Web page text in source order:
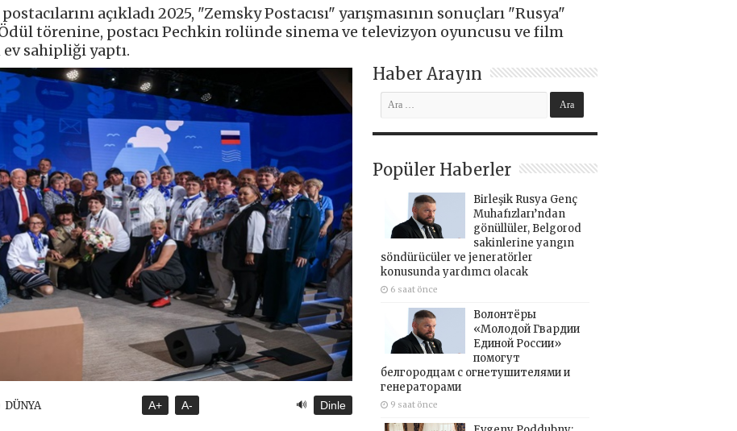
açıkladı 2025, "Zemsky Postacısı" yarışmasının sonuçları "Rusya"
törenine, postacı Pechkin rolünde sinema ve televizyon oyuncusu ve film
sahipliği yaptı.
DÜNYA A+ A- 🔊 Dinle
Haber Arayın
Popüler Haberler
Birleşik Rusya Genç
Muhafızları’ndan
gönüllüler, Belgorod
sakinlerine yangın
söndürücüler ve jeneratörler
konusunda yardımcı olacak
6 saat önce
Волонтёры
«Молодой Гвардии
Единой России»
помогут
белгородцам с огнетушителями и
генераторами
9 saat önce